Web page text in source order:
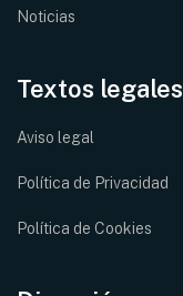
Noticias
Textos legales
Aviso legal
Política de Privacidad
Política de Cookies